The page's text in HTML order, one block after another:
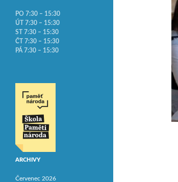
PO 7:30 – 15:30
ÚT 7:30 – 15:30
ST 7:30 – 15:30
ČT 7:30 – 15:30
PÁ 7:30 – 15:30
ARCHIVY
Červenec 2026